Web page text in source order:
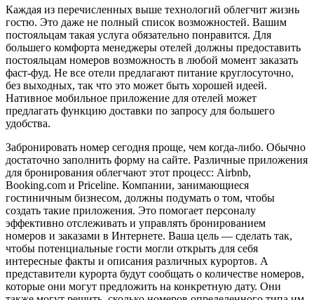
Каждая из перечисленных выше технологий облегчит жизнь
гостю. Это даже не полный список возможностей. Вашим
постояльцам такая услуга обязательно понравится. Для
большего комфорта менеджеры отелей должны предоставить
постояльцам номеров возможность в любой момент заказать
фаст-фуд. Не все отели предлагают питание круглосуточно,
без выходных, так что это может быть хорошей идеей.
Нативное мобильное приложение для отелей может
предлагать функцию доставки по запросу для большего
удобства.
Забронировать номер сегодня проще, чем когда-либо. Обычно
достаточно заполнить форму на сайте. Различные приложения
для бронирования облегчают этот процесс: Airbnb,
Booking.com и Priceline. Компании, занимающиеся
гостиничным бизнесом, должны подумать о том, чтобы
создать такие приложения. Это помогает персоналу
эффективно отслеживать и управлять бронированием
номеров и заказами в Интернете. Ваша цель — сделать так,
чтобы потенциальные гости могли открыть для себя
интересные факты и описания различных курортов. А
представители курорта будут сообщать о количестве номеров,
которые они могут предложить на конкретную дату. Они